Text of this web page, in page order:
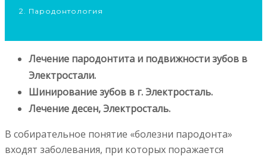
Пародонтология
Лечение пародонтита и подвижности зубов в
Электростали.
Шинирование зубов в г. Электросталь.
Лечение десен, Электросталь.
В собирательное понятие «болезни пародонта»
входят заболевания, при которых поражается